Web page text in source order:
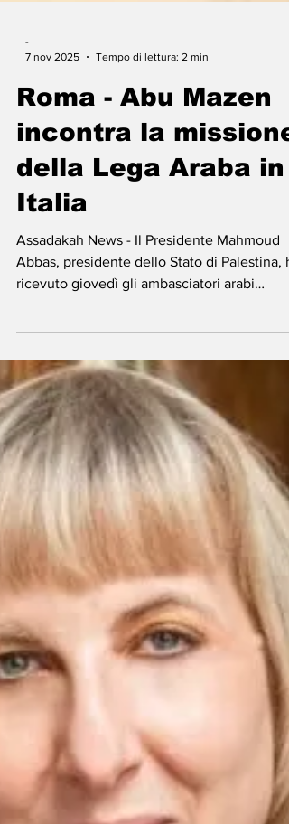
-
incontra la missione
della Lega Araba in
Italia
Assadakah News - Il Presidente Mahmoud
Abbas, presidente dello Stato di Palestina,
ricevuto giovedì gli ambasciatori arabi
accreditati in Italia. Ha informato gli
ambasciatori sulla situazione in Palestina,
inclusi gli ultimi sviluppi nella Striscia di
e in Cisgiordania, compresa Gerusalemme.
Ha discusso gli esiti degli incontri di New
York di settembre e l'emanazione della
Dichiarazione di New York, nonché gli
sforzi politici e diplomatici in diverse capitali